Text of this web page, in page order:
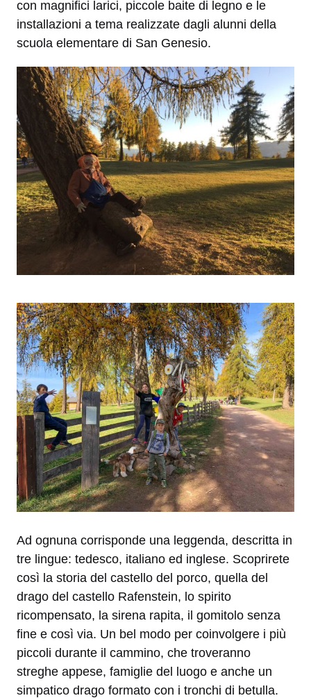
con magnifici larici, piccole baite di legno e le
installazioni a tema realizzate dagli alunni della
scuola elementare di San Genesio.
Ad ognuna corrisponde una leggenda, descritta in
tre lingue: tedesco, italiano ed inglese. Scoprirete
così la storia del castello del porco, quella del
drago del castello Rafenstein, lo spirito
ricompensato, la sirena rapita, il gomitolo senza
fine e così via. Un bel modo per coinvolgere i più
piccoli durante il cammino, che troveranno
streghe appese, famiglie del luogo e anche un
simpatico drago formato con i tronchi di betulla.